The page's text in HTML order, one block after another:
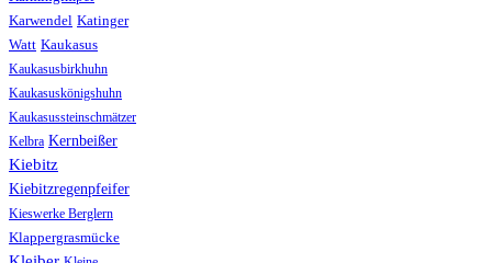
Karwendel Katinger
Watt Kaukasus
Kaukasusbirkhuhn
Kaukasuskönigshuhn
Kaukasussteinschmätzer
Kelbra Kernbeißer
Kiebitz
Kiebitzregenpfeifer
Kieswerke Berglern
Klappergrasmücke